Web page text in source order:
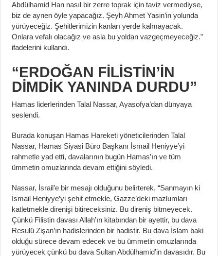
Abdülhamid Han nasıl bir zerre toprak için taviz vermediyse,
biz de aynen öyle yapacağız. Şeyh Ahmet Yasin’in yolunda
yürüyeceğiz. Şehitlerimizin kanları yerde kalmayacak.
Onlara vefalı olacağız ve asla bu yoldan vazgeçmeyeceğiz.”
ifadelerini kullandı.
“ERDOĞAN FİLİSTİN’İN
DİMDİK YANINDA DURDU”
Hamas liderlerinden Talal Nassar, Ayasofya’dan dünyaya
seslendi.
Burada konuşan Hamas Hareketi yöneticilerinden Talal
Nassar, Hamas Siyasi Büro Başkanı İsmail Heniyye’yi
rahmetle yad etti, davalarının bugün Hamas’ın ve tüm
ümmetin omuzlarında devam ettiğini söyledi.
Nassar, İsrail’e bir mesajı olduğunu belirterek, “Sanmayın ki
İsmail Heniyye’yi şehit etmekle, Gazze’deki mazlumları
katletmekle direnişi bitireceksiniz. Bu direniş bitmeyecek.
Çünkü Filistin davası Allah’ın kitabından bir ayettir, bu dava
Resulü Zişan’ın hadislerinden bir hadistir. Bu dava İslam baki
olduğu sürece devam edecek ve bu ümmetin omuzlarında
yürüyecek çünkü bu dava Sultan Abdülhamid’in davasıdır. Bu